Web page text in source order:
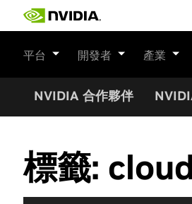
平台 開發者 產業
NVIDIA 合作夥伴
標籤: